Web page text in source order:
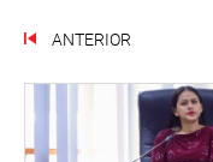
ANTERIOR